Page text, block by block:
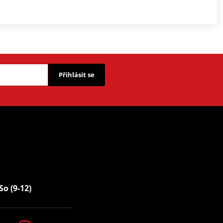
Přihlásit se
(9-12)